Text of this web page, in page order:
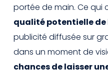
portée de main. Ce qui
qualité potentielle de
publicité diffusée sur
dans un moment de
chances de laisser